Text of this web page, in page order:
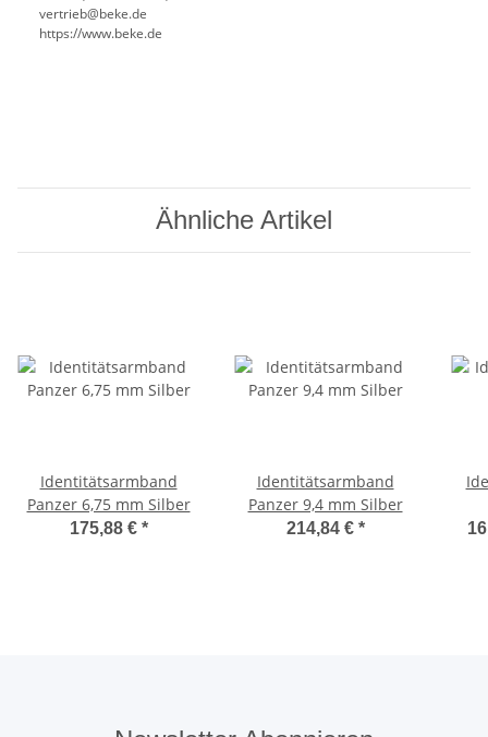
vertrieb@beke.de
https://www.beke.de
Ähnliche Artikel
Identitätsarmband
Panzer 6,75 mm Silber
175,88 € *
Identitätsarmband
Panzer 9,4 mm Silber
214,84 € *